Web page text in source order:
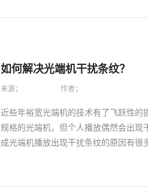
的速度很快。同时为了能够在各种不同
及画面的亮度等等方面，都是可以自己
视频的时候实时性好，观看画面的时候
及标准云台控制协议，所以能够满足
几个主要的方面，此外，它还配备了非
作为操作窗口，可以非常直观的进行操
如何解决光端机干扰条纹？
来源； 作者；
近些年裕宽光端机的技术有了飞跃性的
规格的光端机，但个人播放偶然会出现
成光端机播放出现干扰条纹的原因有
，都可能导致光端机播放画面不稳定，